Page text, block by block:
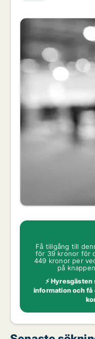
Få tillgång till
för 39 kronor för
449 kronor per
på
⚡
information och